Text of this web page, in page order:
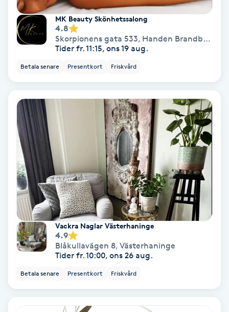
Lashlift Keratin
LPG-behandling
LPG-massage
Luggklippning
Lymfmassage
Läpptatuering
MK Beauty Skönhetssalong
4.8
Skorpionens gata 533, Handen Brandbergen
Tider fr. 11:15, ons 19 aug.
Betala senare Presentkort Friskvård
Vackra Naglar Västerhaninge
4.9
Blåkullavägen 8, Västerhaninge
Tider fr. 10:00, ons 26 aug.
Betala senare Presentkort Friskvård